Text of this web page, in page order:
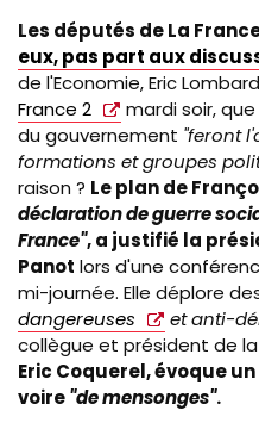
Les députés de La
eux, pas part aux
de l'Economie, Eric
France 2
mardi soir,
du gouvernement "feront
formations et groupes
raison ? Le plan de
déclaration de guerre
France", a justifié la
Panot lors d'une
mi-journée. Elle déplore
dangereuses
et anti-
collègue et président de
Eric Coquerel, évoque un
voire"de mensonges".